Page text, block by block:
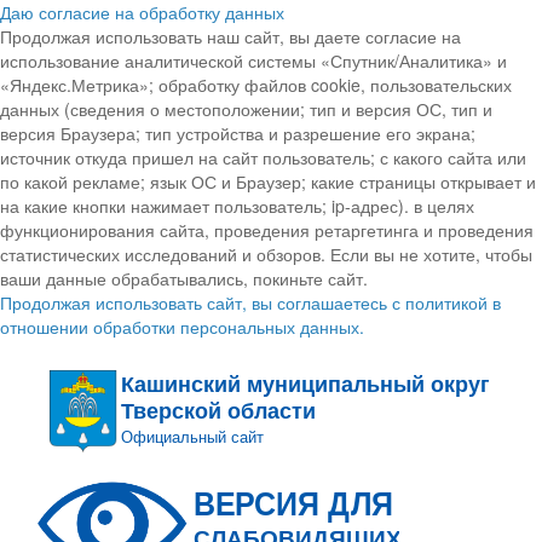
Даю согласие на обработку данных
Продолжая использовать наш сайт, вы даете согласие на
использование аналитической системы «Спутник/Аналитика» и
«Яндекс.Метрика»; обработку файлов cookie, пользовательских
данных (сведения о местоположении; тип и версия ОС, тип и
версия Браузера; тип устройства и разрешение его экрана;
источник откуда пришел на сайт пользователь; с какого сайта или
по какой рекламе; язык ОС и Браузер; какие страницы открывает и
на какие кнопки нажимает пользователь; ip-адрес). в целях
функционирования сайта, проведения ретаргетинга и проведения
статистических исследований и обзоров. Если вы не хотите, чтобы
ваши данные обрабатывались, покиньте сайт.
Продолжая использовать сайт, вы соглашаетесь с политикой в
отношении обработки персональных данных.